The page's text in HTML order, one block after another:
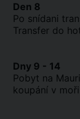
Den 8
Po snídani
Transfer do
Dny 9 - 14
Pobyt na
koupání v